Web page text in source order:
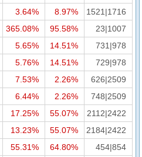
3.64% 8.97%
1521|1716
365.08% 95.58%
23|1007
5.65% 14.51%
731|978
5.76% 14.51%
729|978
7.53% 2.26%
626|2509
6.44% 2.26%
748|2509
17.25% 55.07%
2112|2422
13.23% 55.07%
2184|2422
55.31% 64.80%
454|854